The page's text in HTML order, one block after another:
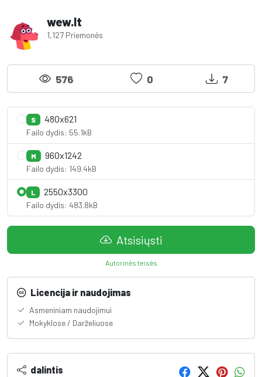
wew.lt
1,127 Priemonės
576 0 7
S 480x621
Failo dydis: 55.1kB
M 960x1242
Failo dydis: 149.4kB
L 2550x3300
Failo dydis: 483.8kB
Atsisiųsti
Autorinės teisės
Licencija ir naudojimas
Asmeniniam naudojimui
Mokyklose / Darželiuose
dalintis